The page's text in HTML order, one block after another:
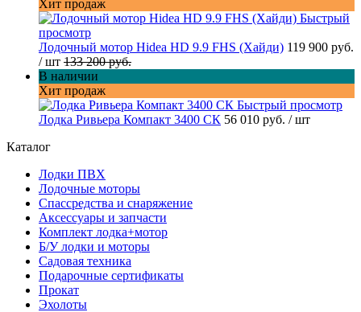
Хит продаж
Быстрый
просмотр
Лодочный мотор Hidea HD 9.9 FHS (Хайди) 119 900 руб.
/ шт 133 200 руб.
В наличии
Хит продаж
Быстрый просмотр
Лодка Ривьера Компакт 3400 СК 56 010 руб. / шт
Каталог
Лодки ПВХ
Лодочные моторы
Спассредства и снаряжение
Аксессуары и запчасти
Комплект лодка+мотор
Б/У лодки и моторы
Садовая техника
Подарочные сертификаты
Прокат
Эхолоты